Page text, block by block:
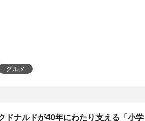
グルメ
ドナルドが40年にわたり支える「小学